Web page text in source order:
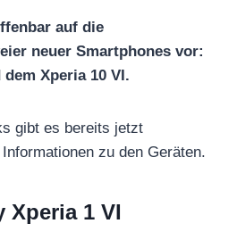
auf die
neuer Smartphones vor:
Xperia 10 VI.
gibt es bereits jetzt
zu den Geräten.
Xperia 1 VI